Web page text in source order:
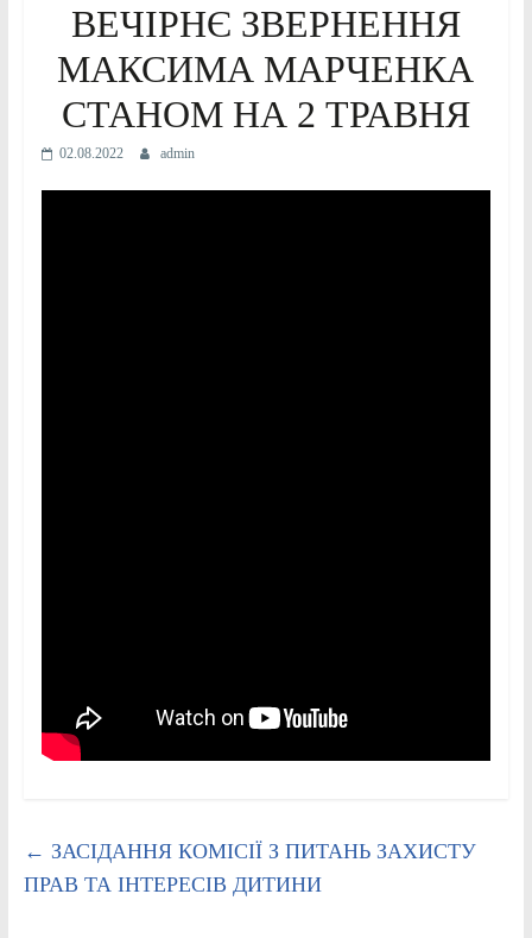
ВЕЧІРНЄ ЗВЕРНЕННЯ
МАКСИМА МАРЧЕНКА
СТАНОМ НА 2 ТРАВНЯ
02.08.2022 admin
← ЗАСІДАННЯ КОМІСІЇ З ПИТАНЬ ЗАХИСТУ
ПРАВ ТА ІНТЕРЕСІВ ДИТИНИ